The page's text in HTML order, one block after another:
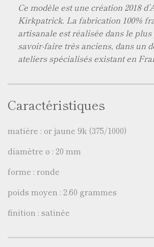
Ce modèle est une création 2018
Kirkpatrick. La fabrication 100%
artisanale est réalisée dans le
savoir-faire très anciens, dans un
ateliers spécialisés existant en
Caractéristiques
matière : or jaune 9k (375/1000)
diamètre ø : 20 mm
forme : ronde
poids moyen : 2.60 grammes
finition : satinée